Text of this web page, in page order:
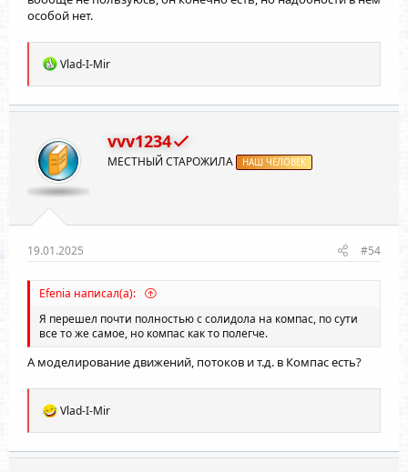
особой нет.
Р
а
к
и
и
:
Vlad-I-Mir
vvv1234
МЕСТНЫЙ СТАРОЖИЛА НАШ ЧЕЛОВЕК
19.01.2025 #54
Efenia написал(а):
Я перешел почти полностью с солидола на компас, по сути
все то же самое, но компас как то полегче.
А моделирование движений, потоков и т.д. в Компас есть?
Р
а
к
Vlad-I-Mir